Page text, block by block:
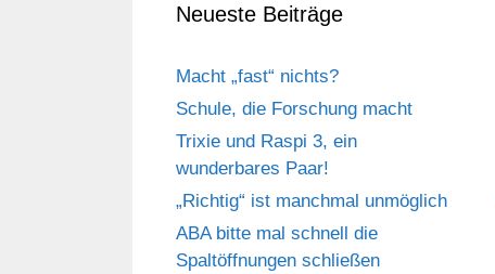
Neueste Beiträge
Macht „fast“ nichts?
Schule, die Forschung macht
Trixie und Raspi 3, ein
wunderbares Paar!
„Richtig“ ist manchmal unmöglich
ABA bitte mal schnell die
Spaltöffnungen schließen